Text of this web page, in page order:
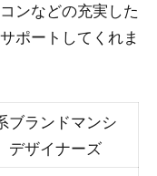
ンなどの充実した
ポートしてくれま
ブランドマンシ
デザイナーズ